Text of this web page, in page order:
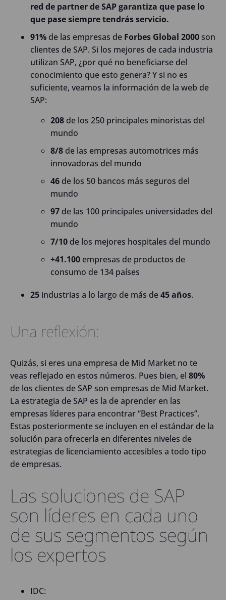
red de partner de SAP garantiza que pase lo
que pase siempre tendrás servicio.
91% de las empresas de Forbes Global 2000son
clientes de SAP. Si los mejores de cada industria
utilizan SAP, ¿por qué no beneficiarse del
conocimiento que esto genera? Y si no es
suficiente, veamos la información de la web de
SAP:
208 de los 250 principales minoristas del
mundo
8/8 de las empresas automotrices más
innovadoras del mundo
46 de los 50 bancos más seguros del
mundo
97 de las 100 principales universidades del
mundo
7/10 de los mejores hospitales del mundo
+41.100 empresas de productos de
consumo de 134 países
25 industrias a lo largo de más de45 años.
Una reflexión:
Quizás, si eres una empresa de Mid Market no te
veas reflejado en estos números. Pues bien, el 80%
de los clientes de SAP son empresas de Mid Market.
La estrategia de SAP es la de aprender en las
empresas líderes para encontrar “Best Practices”.
Estas posteriormente se incluyen en el estándar de la
solución para ofrecerla en diferentes niveles de
estrategias de licenciamiento accesibles a todo tipo
de empresas.
Las soluciones de SAP
son líderes en cada uno
de sus segmentos según
los expertos
IDC: